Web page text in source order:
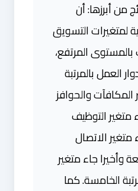
من أبرزها: أن
لمتغيرات التسويق
المرتفع،
العمل بالمرتبة
المكافآت والحوافز
متغير التوظيف
متغير الاتصال
وأخيرا جاء متغير
الخامسة. كما